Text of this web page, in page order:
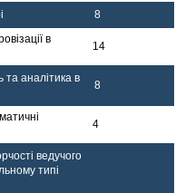
8
в
14
та аналітика в
8
4
ведучого
типі